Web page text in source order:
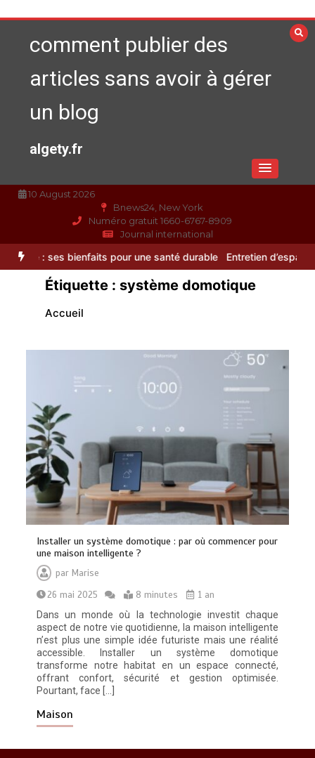
au
contenucomment publier des
articles sans avoir à gérer
un blog
algety.fr
10 August 2026
Bnews24, New York
Numéro gratuit 1660-6767-8909
Journal international
pour une santé durable Entretien d’espaces verts à
Étiquette : système domotique
Accueil
Installer un système domotique : par où commencer pour
une maison intelligente ?
par Marise
26 mai 2025
8 minutes
1 an
Dans un monde où la technologie investit chaque
aspect de notre vie quotidienne, la maison intelligente
n’est plus une simple idée futuriste mais une réalité
accessible. Installer un système domotique
transforme notre habitat en un espace connecté,
offrant confort, sécurité et gestion optimisée.
Pourtant, face […]
Maison
Alimentation équilibrée : ses bienfaits
Brosse à dents : comment bien choisir
la vôtre
0 8 minutes
Entretien d’espaces verts à Evreux :
pourquoi le savoir-faire fait la